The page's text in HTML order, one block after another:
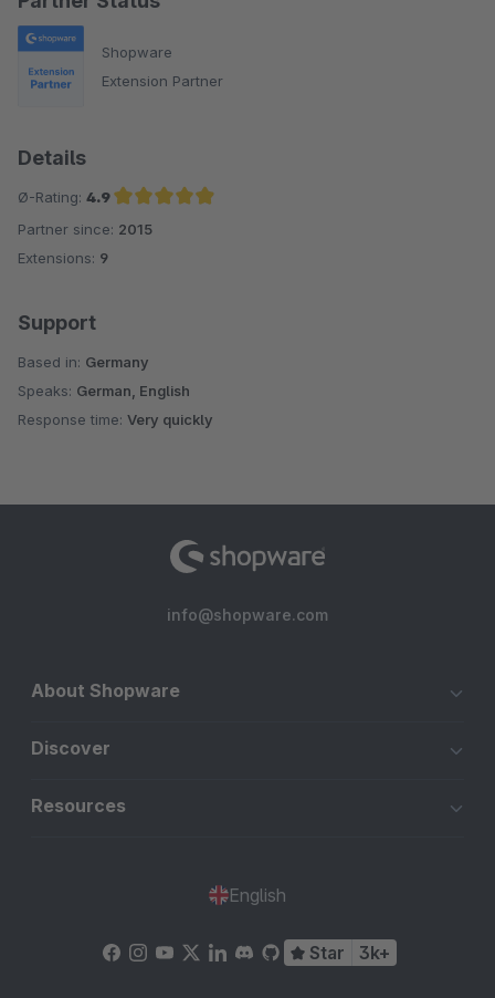
Shopware
Extension Partner
Details
Ø-Rating: 4.9
Average rating of 4.9 out of 5 stars
Partner since: 2015
Extensions: 9
Support
Based in: Germany
Speaks: German, English
Response time: Very quickly
info@shopware.com
About Shopware
Discover
Resources
English
Star 3k+